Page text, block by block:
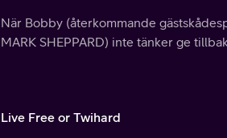
När Bobby (återkommande
MARK SHEPPARD) inte tänker ge
Live Free or Twihard